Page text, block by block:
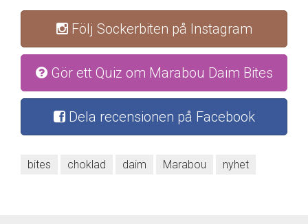
Följ Sockerbiten på Instagram
Gör ett Quiz om Marabou Daim Bites
Dela recensionen på Facebook
bites choklad daim Marabou nyhet